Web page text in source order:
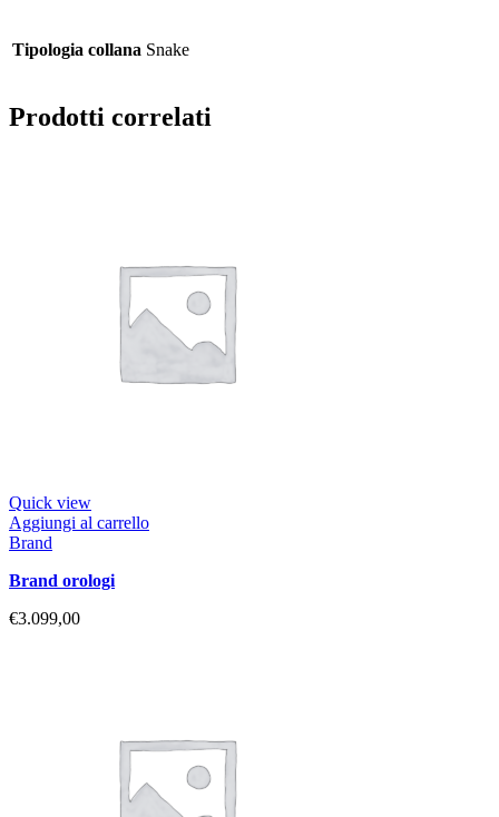
Tipologia collana Snake
Prodotti correlati
Quick view
Aggiungi al carrello
Brand
brand orologi
€3.099,00